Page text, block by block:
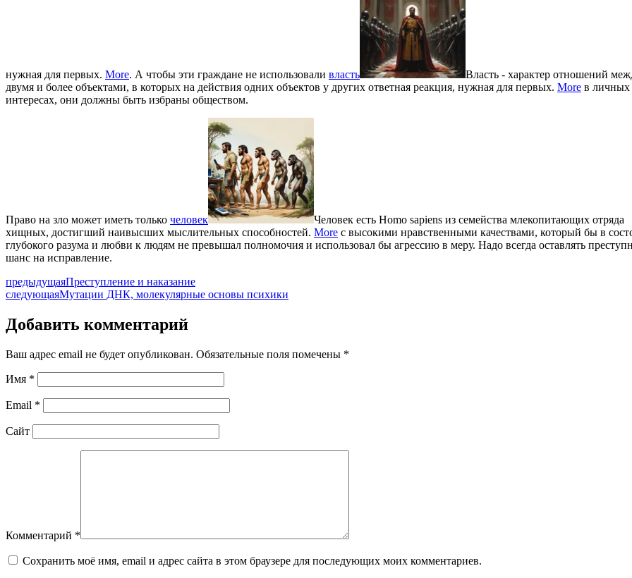
нужная для первых. More. А чтобы эти граждане не использовали власть
Власть - характер отношений
двумя и более объектами, в которых на действия одних объектов у других ответная реакция, нужная для первых. More в личных
интересах, они должны быть избраны обществом.
Право на зло может иметь только человек
Человек есть Homo sapiens из семейства млекопитающих отряда
хищных, достигший наивысших мыслительных способностей. More с высокими нравственными качествами, который бы в
глубокого разума и любви к людям не превышал полномочия и использовал бы агрессию в меру. Надо всегда оставлять
шанс на исправление.
предыдущаяПреступление и наказание
следующаяМутации ДНК, молекулярные основы психики
Добавить комментарий
Ваш адрес email не будет опубликован. Обязательные поля помечены *
Имя *
Email *
Сайт
Комментарий *
Сохранить моё имя, email и адрес сайта в этом браузере для последующих моих комментариев.